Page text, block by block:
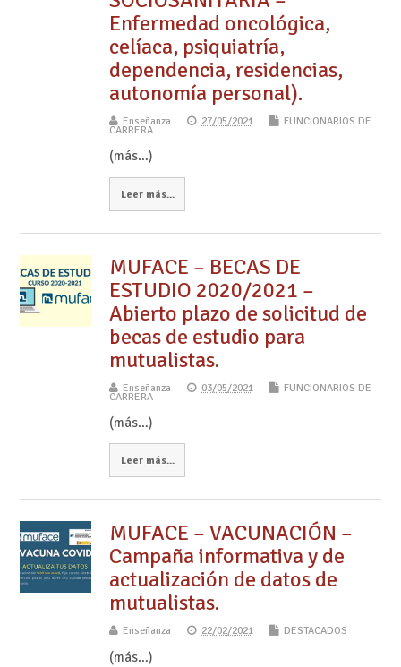
Enfermedad oncológica,
celíaca, psiquiatría,
dependencia, residencias,
autonomía personal).
Enseñanza 27/05/2021 FUNCIONARIOS DE
CARRERA
(más…)
Leer más...
MUFACE – BECAS DE
ESTUDIO 2020/2021 –
Abierto plazo de solicitud de
becas de estudio para
mutualistas.
Enseñanza 03/05/2021 FUNCIONARIOS DE
CARRERA
(más…)
Leer más...
MUFACE – VACUNACIÓN –
Campaña informativa y de
actualización de datos de
mutualistas.
Enseñanza 22/02/2021 DESTACADOS
(más…)